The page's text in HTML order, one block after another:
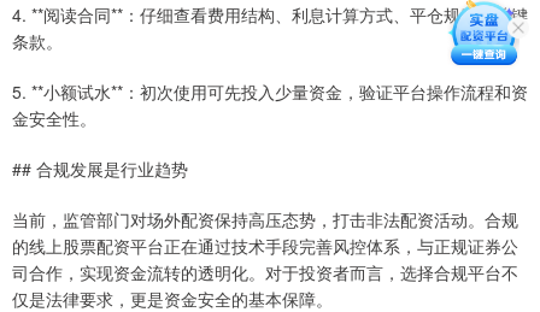
4. **阅读合同**：仔细查看费用结构、利息计算方式、平仓规则等关键
条款。
5. **小额试水**：初次使用可先投入少量资金，验证平台操作流程和资
金安全性。
## 合规发展是行业趋势
当前，监管部门对场外配资保持高压态势，打击非法配资活动。合规
的线上股票配资平台正在通过技术手段完善风控体系，与正规证券公
司合作，实现资金流转的透明化。对于投资者而言，选择合规平台不
仅是法律要求，更是资金安全的基本保障。